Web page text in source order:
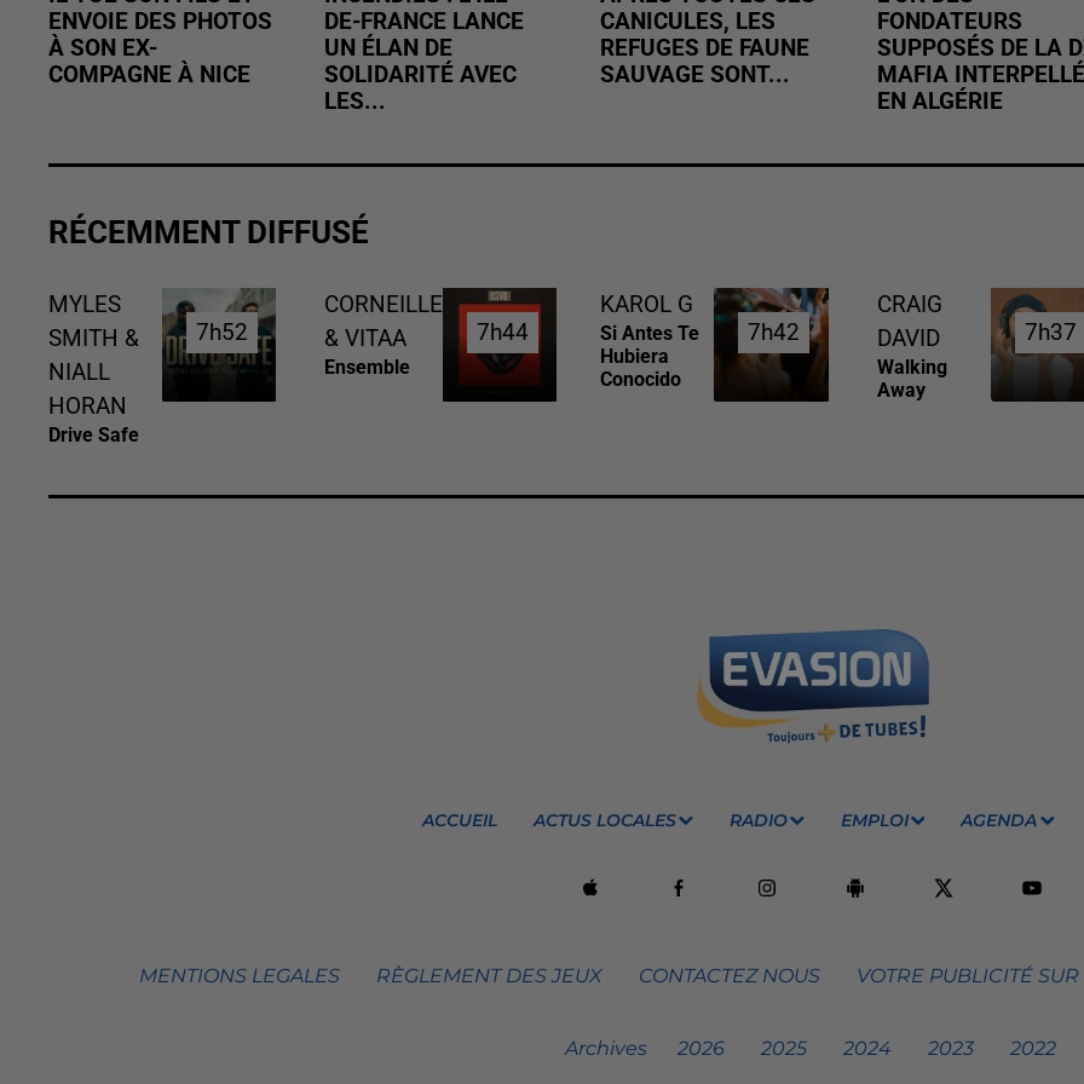
ENVOIE DES PHOTOS
À SON EX-
COMPAGNE À NICE
DE-FRANCE LANCE
UN ÉLAN DE
SOLIDARITÉ AVEC
LES...
CANICULES, LES
REFUGES DE FAUNE
SAUVAGE SONT...
FONDATEURS
SUPPOSÉS DE LA
MAFIA INTERPELLÉ
EN ALGÉRIE
RÉCEMMENT DIFFUSÉ
MYLES
SMITH &
NIALL
HORAN
Drive Safe
7h52
7h52
CORNEILLE
& VITAA
Ensemble
7h44
7h44
KAROL G
Si Antes Te
Hubiera
Conocido
7h42
7h42
CRAIG
DAVID
Walking
Away
7h37
7h37
ACCUEIL ACTUS LOCALES RADIO EMPLOI AGENDA
MENTIONS LEGALES RÈGLEMENT DES JEUX CONTACTEZ NOUS VOTRE PUBLICITÉ
Archives 2026 2025 2024 2023 2022